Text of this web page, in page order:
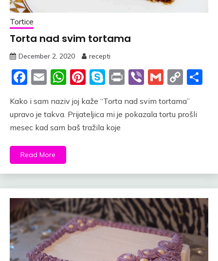
Tortice
Torta nad svim tortama
December 2, 2020 recepti
Facebook
EmailWhatsApp
Pinterest
Skype
PrintViberGmail
Kako i sam naziv joj kaže “Torta nad svim tortama”
upravo je takva. Prijateljica mi je pokazala tortu prošli
mesec kad sam baš tražila koje
Read More